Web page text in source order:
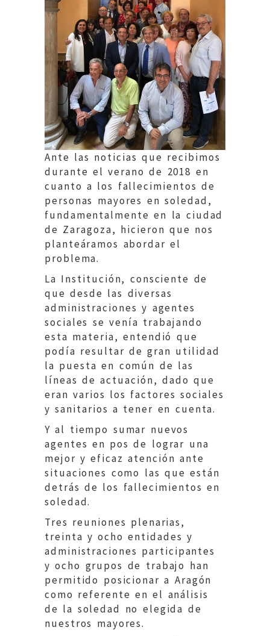
Ante las noticias que recibimos
durante el verano de 2018 en
cuanto a los fallecimientos de
personas mayores en soledad,
fundamentalmente en la ciudad
de Zaragoza, hicieron que nos
planteáramos abordar el
problema.
La Institución, consciente de
que desde las diversas
administraciones y agentes
sociales se venía trabajando
esta materia, entendió que
podía resultar de gran utilidad
la puesta en común de las
líneas de actuación, dado que
eran varios los factores sociales
y sanitarios a tener en cuenta.
Y al tiempo sumar nuevos
agentes en pos de lograr una
mejor y eficaz atención ante
situaciones como las que están
detrás de los fallecimientos en
soledad.
Tres reuniones plenarias,
treinta y ocho entidades y
administraciones participantes
y ocho grupos de trabajo han
permitido posicionar a Aragón
como referente en el análisis
de la soledad no elegida de
nuestros mayores.